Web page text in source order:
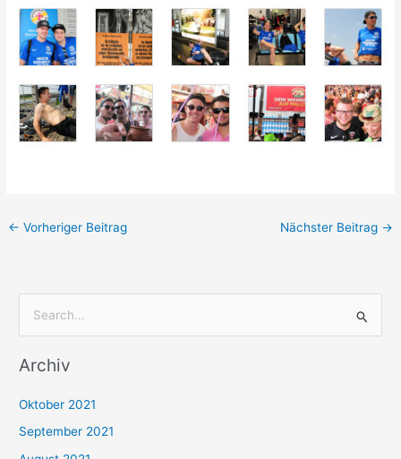
← Vorheriger Beitrag Nächster Beitrag →
c
n
Archiv
Oktober 2021
September 2021